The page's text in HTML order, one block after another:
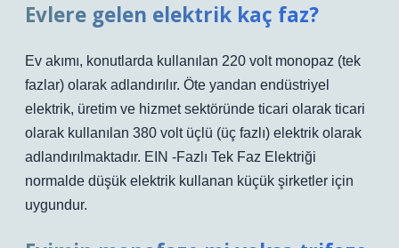
Evlere gelen elektrik kaç faz?
Ev akımı, konutlarda kullanılan 220 volt monopaz (tek
fazlar) olarak adlandırılır. Öte yandan endüstriyel
elektrik, üretim ve hizmet sektöründe ticari olarak ticari
olarak kullanılan 380 volt üçlü (üç fazlı) elektrik olarak
adlandırılmaktadır. EIN -Fazlı Tek Faz Elektriği
normalde düşük elektrik kullanan küçük şirketler için
uygundur.